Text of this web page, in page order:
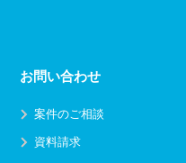
お問い合わせ
案件のご相談
資料請求